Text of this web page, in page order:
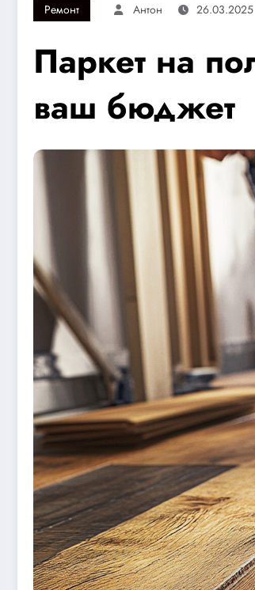
Ремонт Антон 26.03.2025
Паркет на
ваш бюджет